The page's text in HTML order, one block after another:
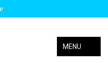
MENU